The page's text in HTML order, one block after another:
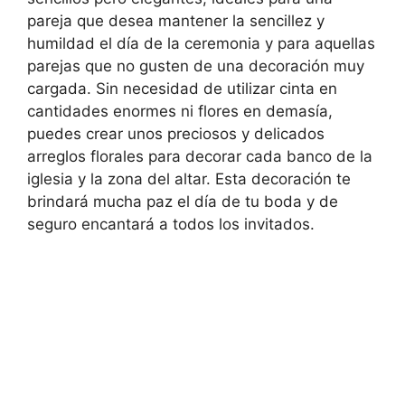
pareja que desea mantener la sencillez y
humildad el día de la ceremonia y para aquellas
parejas que no gusten de una decoración muy
cargada. Sin necesidad de utilizar cinta en
cantidades enormes ni flores en demasía,
puedes crear unos preciosos y delicados
arreglos florales para decorar cada banco de la
iglesia y la zona del altar. Esta decoración te
brindará mucha paz el día de tu boda y de
seguro encantará a todos los invitados.